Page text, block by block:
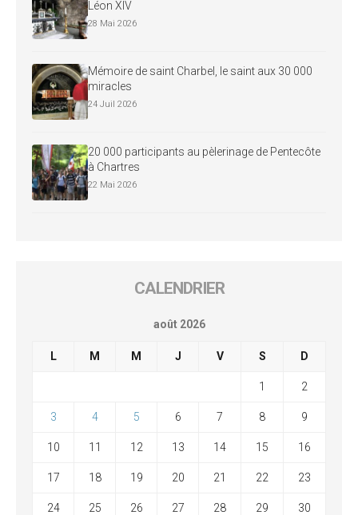
Léon XIV
28 Mai 2026
Mémoire de saint Charbel, le saint aux 30 000
miracles
24 Juil 2026
20 000 participants au pèlerinage de Pentecôte
à Chartres
22 Mai 2026
CALENDRIER
août 2026
L M M J V S D
1 2
3 4 5 6 7 8 9
10 11 12 13 14 15 16
17 18 19 20 21 22 23
24 25 26 27 28 29 30